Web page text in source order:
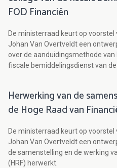
FOD Financiën
De ministerraad keurt op voorstel
Johan Van Overtveldt een
over de aanduidingsmethode
fiscale bemiddelingsdienst van de
Herwerking van de
de Hoge Raad van
De ministerraad keurt op voorstel
Johan Van Overtveldt een
de samenstelling en de werking
(HRF) herwerkt.